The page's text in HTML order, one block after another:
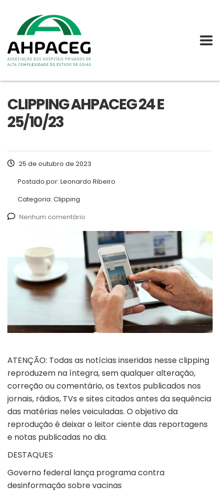
CLIPPING AHPACEG 24 E
25/10/23
25 de outubro de 2023
Postado por: Leonardo Ribeiro
Categoria: Clipping
Nenhum comentário
ATENÇÃO: Todas as notícias inseridas nesse clipping
reproduzem na íntegra, sem qualquer alteração,
correção ou comentário, os textos publicados nos
jornais, rádios, TVs e sites citados antes da sequência
das matérias neles veiculadas. O objetivo da
reprodução é deixar o leitor ciente das reportagens
e notas publicadas no dia.
DESTAQUES
Governo federal lança programa contra
desinformação sobre vacinas